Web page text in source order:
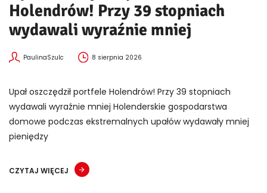
Holendrów! Przy 39 stopniach
wydawali wyraźnie mniej
PaulinaSzulc 8 sierpnia 2026
Upał oszczędził portfele Holendrów! Przy 39 stopniach
wydawali wyraźnie mniej Holenderskie gospodarstwa
domowe podczas ekstremalnych upałów wydawały mniej
pieniędzy
CZYTAJ WIĘCEJ